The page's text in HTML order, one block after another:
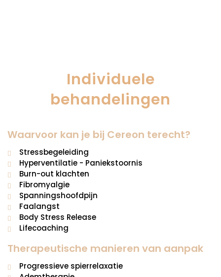
Individuele
behandelingen
Waarvoor kan je bij Cereon terecht?
Stressbegeleiding
Hyperventilatie - Paniekstoornis
Burn-out klachten
Fibromyalgie
Spanningshoofdpijn
Faalangst
Body Stress Release
Lifecoaching
Therapeutische manieren van aanpak
Progressieve spierrelaxatie